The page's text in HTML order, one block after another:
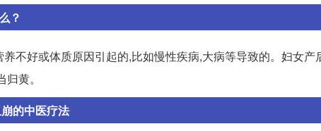
？
不好或体质原因引起的,比如慢性疾病,大病等导致的。妇女
黄。
的中医疗法